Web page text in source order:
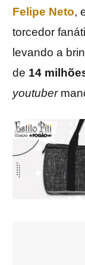
Felipe Neto,
torcedor
levando a
de 14
youtuber